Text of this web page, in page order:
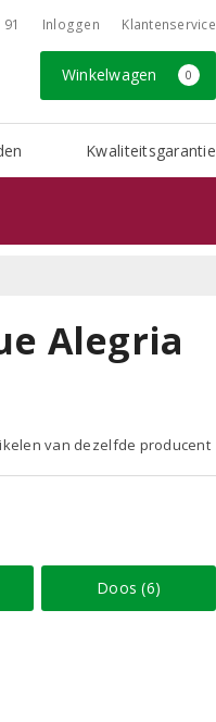
Inloggen Klantenservice
Winkelwagen 0
Kwaliteitsgarantie
Alegria
van dezelfde producent
Doos (6)